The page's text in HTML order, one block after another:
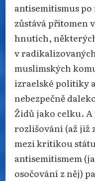
antisemitismus po
zůstává přítomen
hnutích,
v
muslimských
izraelské politiky
nebezpečně
Židů jako celku. A
rozlišování (až již
mezi kritikou
antisemitismem
osočování z něj)